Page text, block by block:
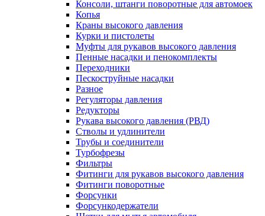
Консоли, штанги поворотные для автомоек
Копья
Краны высокого давления
Курки и пистолеты
Муфты для рукавов высокого давления
Пенные насадки и пенокомплекты
Переходники
Пескоструйные насадки
Разное
Регуляторы давления
Редукторы
Рукава высокого давления (РВД)
Стволы и удлинители
Трубы и соединители
Турбофрезы
Фильтры
Фитинги для рукавов высокого давления
Фитинги поворотные
Форсунки
Форсункодержатели